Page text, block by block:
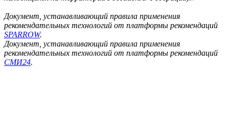
Документ, устанавливающий правила применения
рекомендательных технологий от платформы рекомендаций
SPARROW.
Документ, устанавливающий правила применения
рекомендательных технологий от платформы рекомендаций
СМИ24.